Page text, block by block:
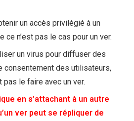
un accès privilégié à un
ce n’est pas le cas pour un ver.
un virus pour diffuser des
consentement des utilisateurs,
pas le faire avec un ver.
en s’attachant à un autre
ver peut se répliquer de